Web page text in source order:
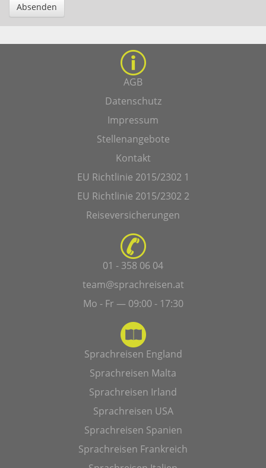
Absenden
AGB
Datenschutz
Impressum
Stellenangebote
Kontakt
EU Richtlinie 2015/2302 1
EU Richtlinie 2015/2302 2
Reiseversicherungen
01 - 358 06 04
team@sprachreisen.at
Mo - Fr — 09:00 - 17:30
Sprachreisen England
Sprachreisen Malta
Sprachreisen Irland
Sprachreisen USA
Sprachreisen Spanien
Sprachreisen Frankreich